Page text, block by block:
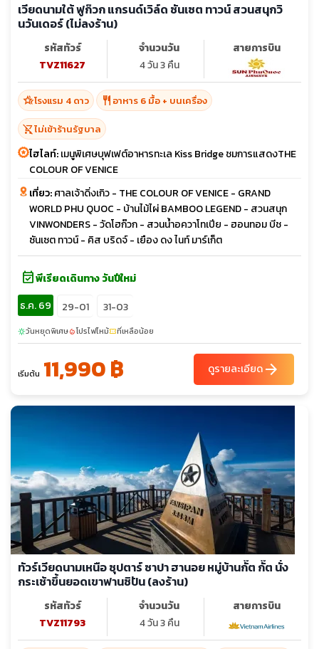
เวียดนามใต้ ฟูก๊วก แกรนด์เวิล์ด ซันเซต ทาวน์ สวนสนุกวิ
นวันเดอร์ (ไม่ลงร้าน)
รหัสทัวร์
TVZ11627
จำนวนวัน
4 วัน 3 คืน
สายการบิน
hotel_classโรงแรม 4 ดาว restaurant อาหาร 6 มื้อ + บนเครื่อง
shopping_cart_offไม่เข้าร้านรัฐบาล
ไฮไลท์:เมนูพิเศษบุฟเฟต์อาหารทะเล Kiss Bridge ชมการแสดงTHE
COLOUR OF VENICE
เที่ยว:ศาลเจ้าดิ่งเกิว - THE COLOUR OF VENICE - GRAND
WORLD PHU QUOC - บ้านไม้ไผ่ BAMBOO LEGEND - สวนสนุก
VINWONDERS - วัดโฮก๊วก - สวนน้ำอควาโทเปีย - ฮอนทอม บีช -
ซันเซต ทาวน์ - คิส บริดจ์ - เยือง ดง ไนท์ มาร์เก็ต
event_availableพีเรียดเดินทาง วันปีใหม่
ธ.ค. 69
29-01 31-03
sunnyวันหยุดพิเศษlocal_fire_departmentโปรไฟไหม้confirmation_numberที่เหลือน้อย
เริ่มต้น 11,990 ฿ ดูรายละเอียดarrow_forward
ทัวร์เวียดนามเหนือ ซุปตาร์ ซาปา ฮานอย หมู่บ้านกั๊ต กั๊ต นั่ง
กระเช้าขึ้นยอดเขาฟานซิปัน (ลงร้าน)
รหัสทัวร์
TVZ11793
จำนวนวัน
4 วัน 3 คืน
สายการบิน